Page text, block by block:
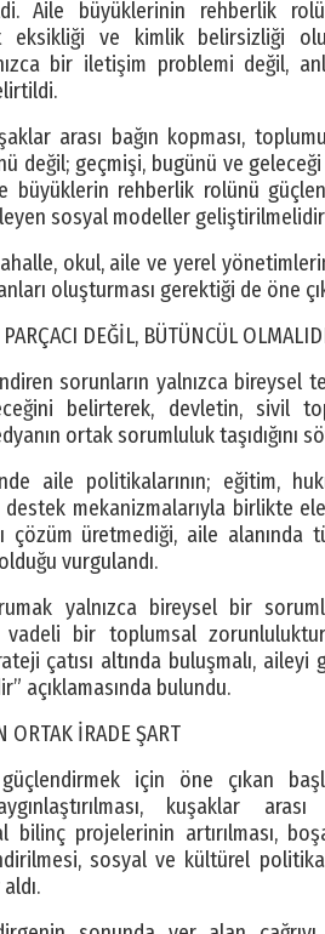
Aile büyüklerinin rehberlik
eksikliği ve kimlik belirsizliği
bir iletişim problemi değil,
arası bağın kopması,
değil; geçmişi, bugünü ve
büyüklerin rehberlik rolünü
sosyal modeller
okul, aile ve yerel
oluşturması gerektiği de öne
DEĞİL, BÜTÜNCÜL
sorunların yalnızca bireysel
belirterek, devletin, sivil
ortak sorumluluk taşıdığını
aile politikalarının; eğitim,
mekanizmalarıyla birlikte
çözüm üretmediği, aile
vurgulandı.
yalnızca bireysel bir
bir toplumsal
çatısı altında buluşmalı,
açıklamasında bulundu.
ORTAK İRADE ŞART
için öne çıkan
kuşaklar
bilinç projelerinin artırılması,
sosyal ve kültürel